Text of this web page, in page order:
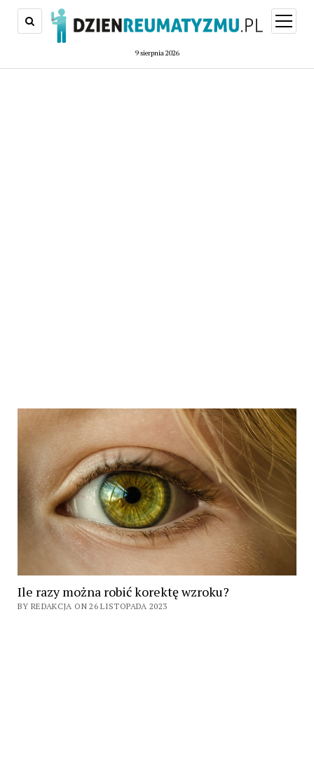
9 sierpnia 2026
open
menu
Ile razy można robić korektę wzroku?
BY REDAKCJA ON 26 LISTOPADA 2023